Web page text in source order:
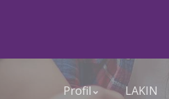
Profil LAKIN